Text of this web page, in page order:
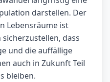
darstellen. Der
Lebensräume ist
dass
und die auffällige
auch in Zukunft Teil
bleiben.